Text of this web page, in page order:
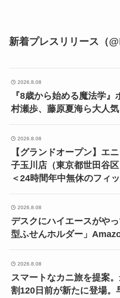
新着プレスリリース（
2026.8.08
『8歳から始める魔法学』
村瀬歩、藤原夏海ら大人
2026.8.08
【グランドオープン】エ
子玉川店（東京都世田谷
＜24時間年中無休のフィ
2026.8.08
デスクにハイエースがや
型ふせんホルダー」
2026.8.08
スマートなカニ旅を提案
割120日前が新たに登場。